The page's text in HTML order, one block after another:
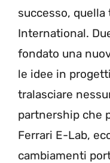
successo, quella
International.
fondato una
le idee in
tralasciare
partnership che
Ferrari E-Lab,
cambiamenti